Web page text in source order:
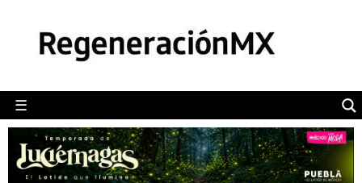
☰
POLÍTICA
CAMALEÓN
OPINIÓN